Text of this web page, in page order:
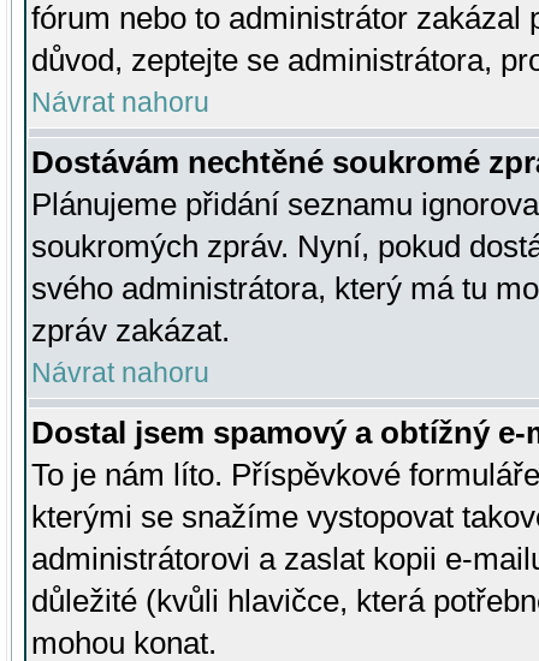
fórum nebo to administrátor zakázal
důvod, zeptejte se administrátora,
Návrat nahoru
Dostávám nechtěné soukromé
Plánujeme přidání seznamu
soukromých zpráv. Nyní, pokud
svého administrátora, který má tu
zpráv zakázat.
Návrat nahoru
Dostal jsem spamový a obtížný
To je nám líto. Příspěvkové
kterými se snažíme vystopovat
administrátorovi a zaslat kopii e-
důležité (kvůli hlavičce, která
mohou konat.